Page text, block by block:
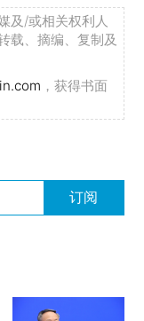
及/或相关权利人
载、摘编、复制及
，获得书面
订阅